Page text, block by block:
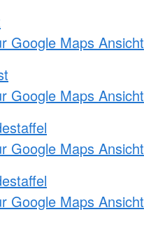
Google Maps Ansicht
Google Maps Ansicht
Google Maps Ansicht
Google Maps Ansicht